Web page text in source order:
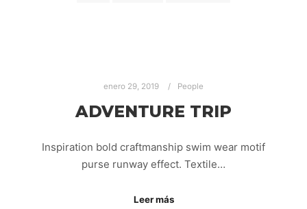
enero 29, 2019 People
ADVENTURE TRIP
Inspiration bold craftmanship swim wear motif
purse runway effect. Textile…
Leer más